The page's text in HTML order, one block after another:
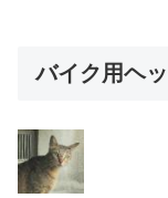
バイク用ヘ